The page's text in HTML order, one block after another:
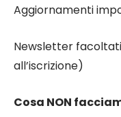
Aggiornamenti
Newsletter
all’iscrizione)
Cosa NON